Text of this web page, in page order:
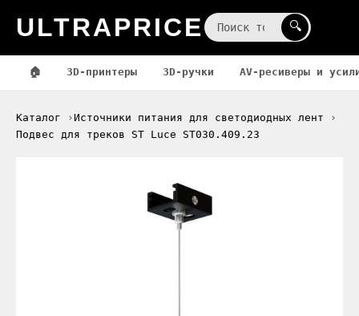
ULTRAPRICE 🔍
🏠 3D-принтеры 3D-ручки AV-ресиверы и
Каталог
Источники питания для светодиодных лент
Подвес для треков ST Luce ST030.409.23